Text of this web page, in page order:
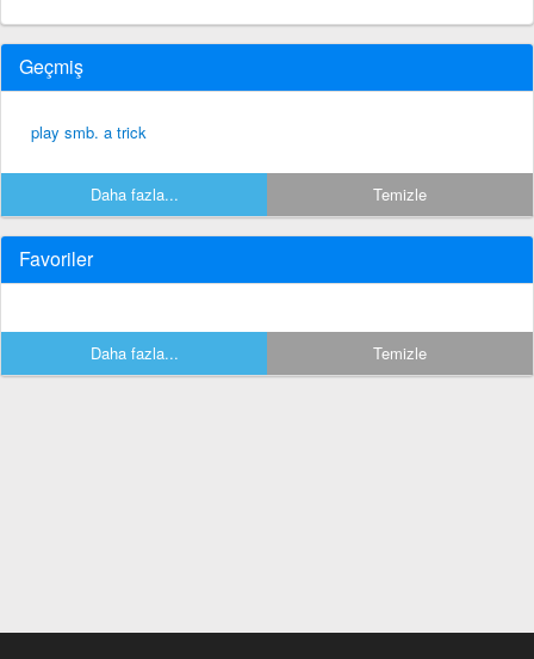
Geçmiş
play smb. a trick
Daha fazla... Temizle
Favoriler
Daha fazla... Temizle